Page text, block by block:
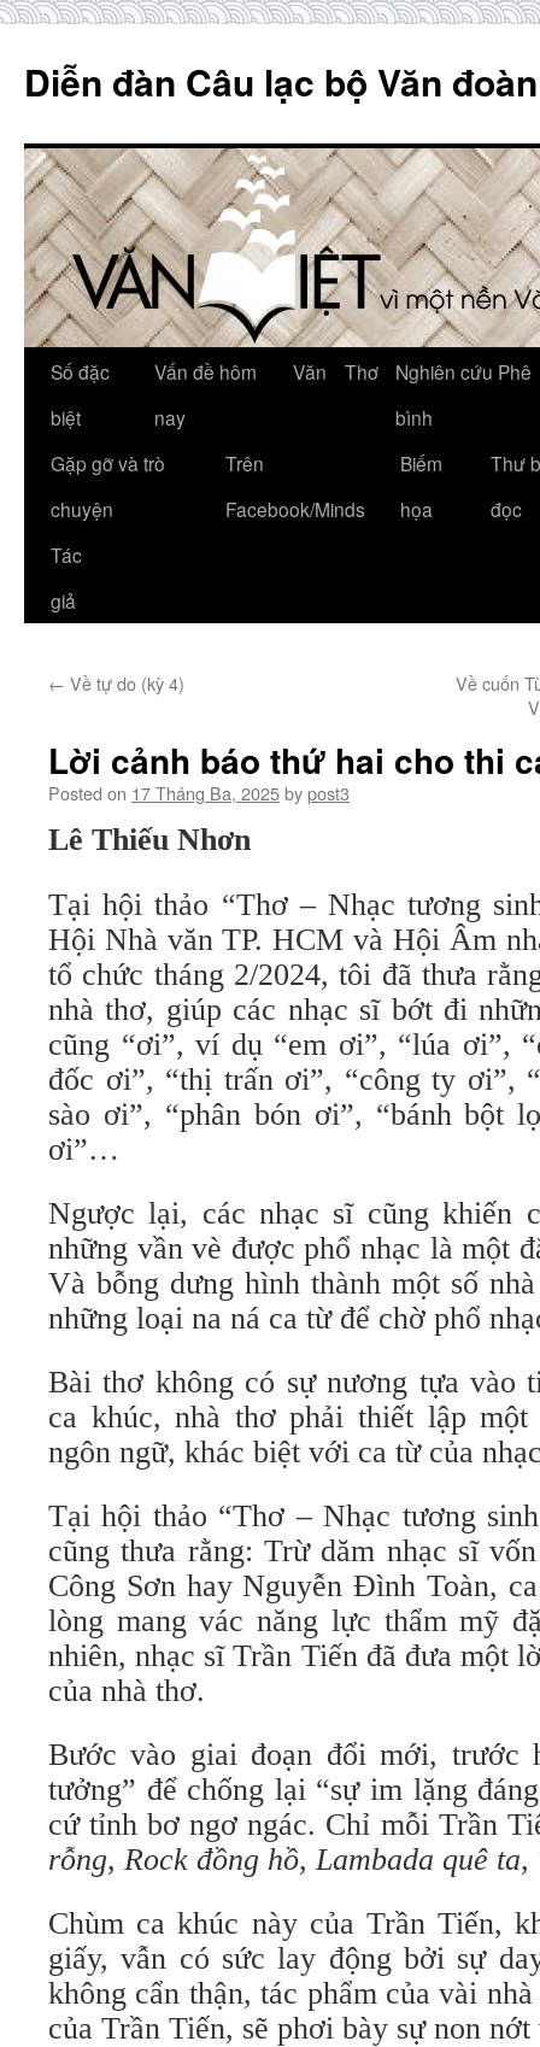
content
Diễn đàn Câu lạc bộ Văn
Số đặc
biệt
Vấn đề hôm
nay
Văn Thơ
Nghiên cứu Phê
bình
Gặp gỡ và trò
chuyện
Trên
Facebook/Minds
Biếm
họa
Thư
đọc
Tác
giả
← Về tự do (kỳ 4)
Về cuốn
Lời cảnh báo thứ hai cho thi
Posted on 17 Tháng Ba, 2025bypost3
Lê Thiếu Nhơn
Tại hội thảo “Thơ – Nhạc tương
Hội Nhà văn TP. HCM và Hội Âm
tổ chức tháng 2/2024, tôi đã thưa
nhà thơ, giúp các nhạc sĩ bớt đi
cũng “ơi”, ví dụ “em ơi”, “lúa ơi”,
đốc ơi”, “thị trấn ơi”, “công ty ơi”,
sào ơi”, “phân bón ơi”, “bánh bột
ơi”…
Ngược lại, các nhạc sĩ cũng khiến
những vần vè được phổ nhạc là một
Và bỗng dưng hình thành một số
những loại na ná ca từ để chờ phổ
Bài thơ không có sự nương tựa vào
ca khúc, nhà thơ phải thiết lập
ngôn ngữ, khác biệt với ca từ của
Tại hội thảo “Thơ – Nhạc tương
cũng thưa rằng: Trừ dăm nhạc sĩ
Công Sơn hay Nguyễn Đình Toàn,
lòng mang vác năng lực thẩm mỹ
nhiên, nhạc sĩ Trần Tiến đã đưa một
của nhà thơ.
Bước vào giai đoạn đổi mới, trước
tưởng” để chống lại “sự im lặng
cứ tỉnh bơ ngơ ngác. Chỉ mỗi Trần
rỗng, Rock đồng hồ,Lambada quê ta,
Chùm ca khúc này của Trần Tiến,
giấy, vẫn có sức lay động bởi sự
không cẩn thận, tác phẩm của vài
của Trần Tiến, sẽ phơi bày sự non nớt